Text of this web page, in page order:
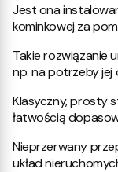
Jest ona
kominkowej za
Takie rozwiązanie
np. na potrzeby jej
Klasyczny, prosty
łatwością
Nieprzerwany
układ